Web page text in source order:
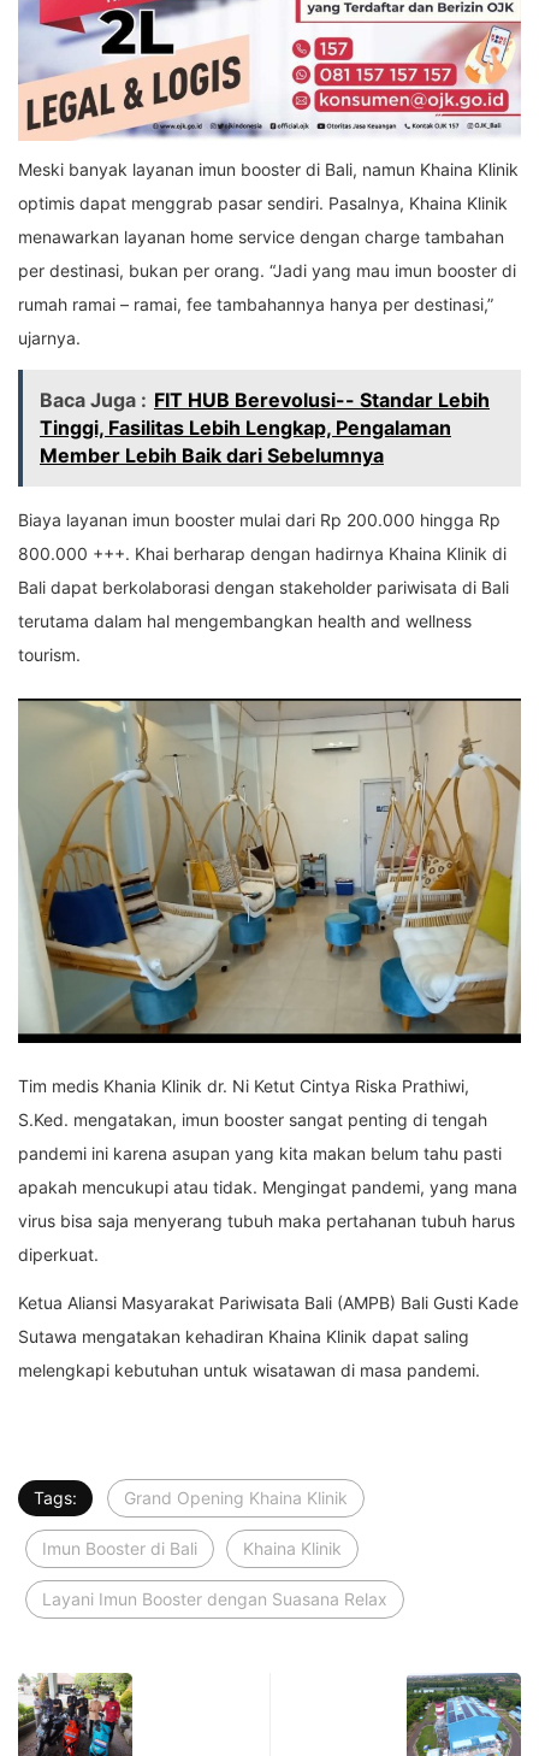
Meski banyak layanan imun booster di Bali, namun Khaina Klinik
optimis dapat menggrab pasar sendiri. Pasalnya, Khaina Klinik
menawarkan layanan home service dengan charge tambahan
per destinasi, bukan per orang. “Jadi yang mau imun booster di
rumah ramai – ramai, fee tambahannya hanya per destinasi,”
ujarnya.
Baca Juga : FIT HUB Berevolusi-- Standar Lebih
Tinggi, Fasilitas Lebih Lengkap, Pengalaman
Member Lebih Baik dari Sebelumnya
Biaya layanan imun booster mulai dari Rp 200.000 hingga Rp
800.000 +++. Khai berharap dengan hadirnya Khaina Klinik di
Bali dapat berkolaborasi dengan stakeholder pariwisata di Bali
terutama dalam hal mengembangkan health and wellness
tourism.
Tim medis Khania Klinik dr. Ni Ketut Cintya Riska Prathiwi,
S.Ked. mengatakan, imun booster sangat penting di tengah
pandemi ini karena asupan yang kita makan belum tahu pasti
apakah mencukupi atau tidak. Mengingat pandemi, yang mana
virus bisa saja menyerang tubuh maka pertahanan tubuh harus
diperkuat.
Ketua Aliansi Masyarakat Pariwisata Bali (AMPB) Bali Gusti Kade
Sutawa mengatakan kehadiran Khaina Klinik dapat saling
melengkapi kebutuhan untuk wisatawan di masa pandemi.
Tags: Grand Opening Khaina Klinik
Imun Booster di Bali Khaina Klinik
Layani Imun Booster dengan Suasana Relax